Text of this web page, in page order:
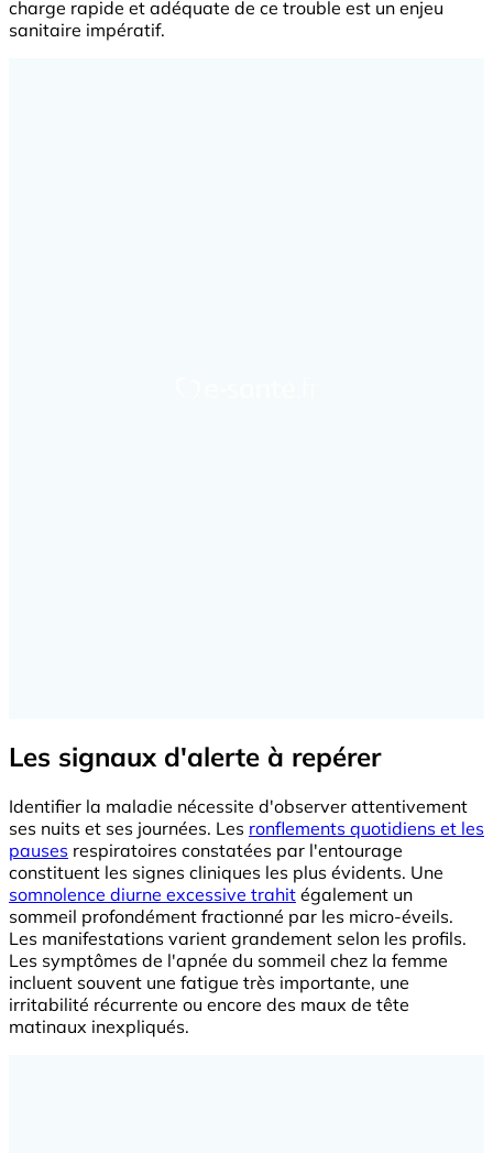
charge rapide et adéquate de ce trouble est un enjeu
sanitaire impératif.
Les signaux d'alerte à repérer
Identifier la maladie nécessite d'observer attentivement
ses nuits et ses journées. Les ronflements quotidiens et les
pauses respiratoires constatées par l'entourage
constituent les signes cliniques les plus évidents. Une
somnolence diurne excessive trahit également un
sommeil profondément fractionné par les micro-éveils.
Les manifestations varient grandement selon les profils.
Les symptômes de l'apnée du sommeil chez la femme
incluent souvent une fatigue très importante, une
irritabilité récurrente ou encore des maux de tête
matinaux inexpliqués.